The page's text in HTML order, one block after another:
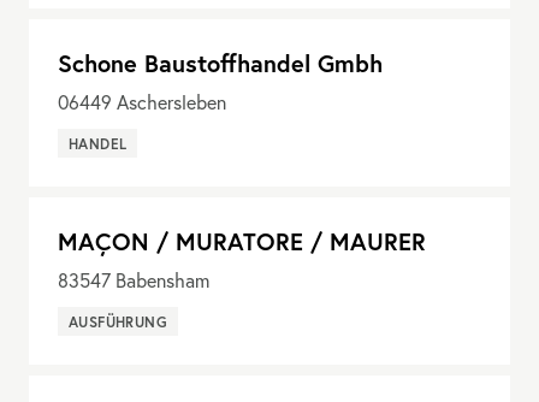
Schone Baustoffhandel Gmbh
06449 Aschersleben
HANDEL
MAÇON / MURATORE / MAURER
83547 Babensham
AUSFÜHRUNG